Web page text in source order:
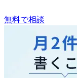
無料で相談